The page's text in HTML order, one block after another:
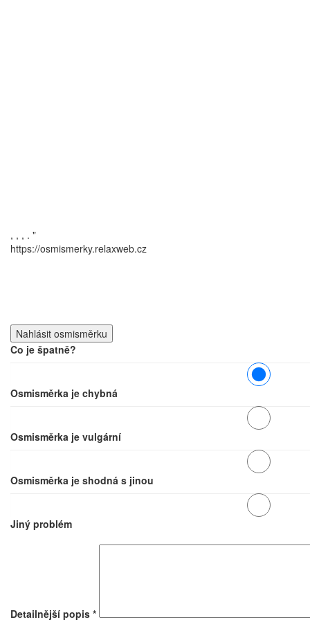
, , , . "
https://osmismerky.relaxweb.cz
Co je špatně?
Osmisměrka je chybná
Osmisměrka je vulgární
Osmisměrka je shodná s jinou
Jiný problém
Detailnější popis *